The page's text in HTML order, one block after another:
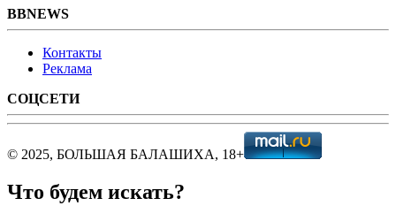
BBNEWS
Контакты
Реклама
СОЦСЕТИ
© 2025, БОЛЬШАЯ БАЛАШИХА, 18+
Что будем искать?